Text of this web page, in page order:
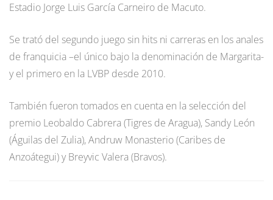
Estadio Jorge Luis García Carneiro de Macuto.
Se trató del segundo juego sin hits ni carreras en los anales
de franquicia –el único bajo la denominación de Margarita-
y el primero en la LVBP desde 2010.
También fueron tomados en cuenta en la selección del
premio Leobaldo Cabrera (Tigres de Aragua), Sandy León
(Águilas del Zulia), Andruw Monasterio (Caribes de
Anzoátegui) y Breyvic Valera (Bravos).